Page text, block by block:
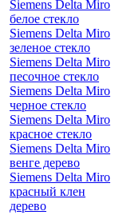
Siemens Delta Miro
белое стекло
Siemens Delta Miro
зеленое стекло
Siemens Delta Miro
песочное стекло
Siemens Delta Miro
черное стекло
Siemens Delta Miro
красное стекло
Siemens Delta Miro
венге дерево
Siemens Delta Miro
красный клен
дерево